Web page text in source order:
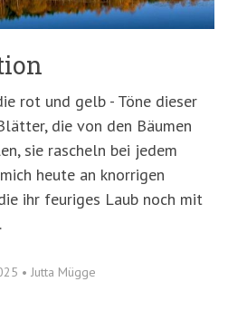
rot und gelb - Töne dieser
die von den Bäumen
sie rascheln bei jedem
heute an knorrigen
ihr feuriges Laub noch mit
• Jutta Mügge